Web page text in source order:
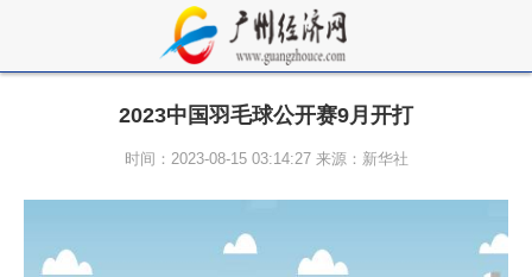
2023中国羽毛球公开赛9月开打
时间：2023-08-15 03:14:27 来源：新华社